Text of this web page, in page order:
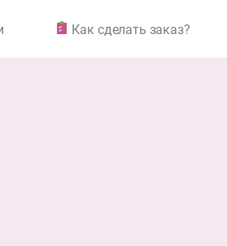
Как сделать заказ?